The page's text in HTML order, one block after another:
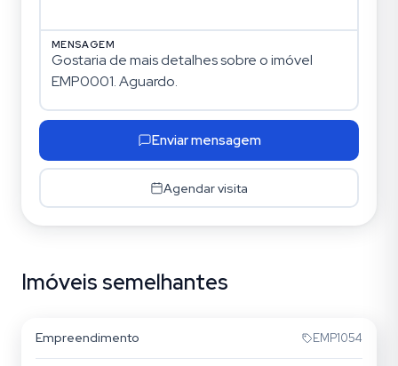
MENSAGEM
Enviar mensagem
Agendar visita
Imóveis semelhantes
Sem foto
Vila Regente Feijó
Empreendimento EMP1054